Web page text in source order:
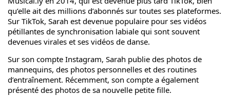
qu’elle ait des millions d’abonnés sur toutes ses plateformes.
Sur TikTok, Sarah est devenue populaire pour ses vidéos
pétillantes de synchronisation labiale qui sont souvent
devenues virales et ses vidéos de danse.
Sur son compte Instagram, Sarah publie des photos de
mannequins, des photos personnelles et des routines
d’entraînement. Récemment, son compte a également
présenté des photos de sa nouvelle petite fille.